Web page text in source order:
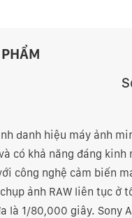
danh hiệu máy ảnh
có khả năng đáng
công nghệ cảm biến
ảnh RAW liên tục ở
là 1/80,000 giây. Sony